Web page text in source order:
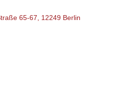
65-67, 12249 Berlin